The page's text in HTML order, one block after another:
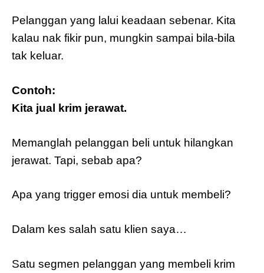
Pelanggan yang lalui keadaan sebenar. Kita
kalau nak fikir pun, mungkin sampai bila-bila
tak keluar.
Contoh:
Kita jual krim jerawat.
Memanglah pelanggan beli untuk hilangkan
jerawat. Tapi, sebab apa?
Apa yang trigger emosi dia untuk membeli?
Dalam kes salah satu klien saya…
Satu segmen pelanggan yang membeli krim